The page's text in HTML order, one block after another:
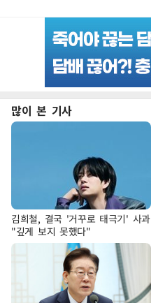
많이 본 기사
김희철, 결국 '거꾸로 태극기' 사과
"깊게 보지 못했다"